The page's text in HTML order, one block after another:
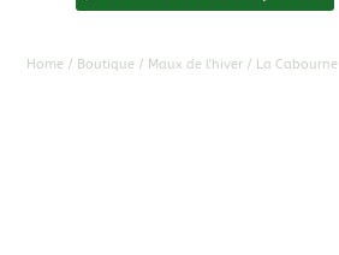
Home / Boutique / Maux de l'hiver / La Cabourne